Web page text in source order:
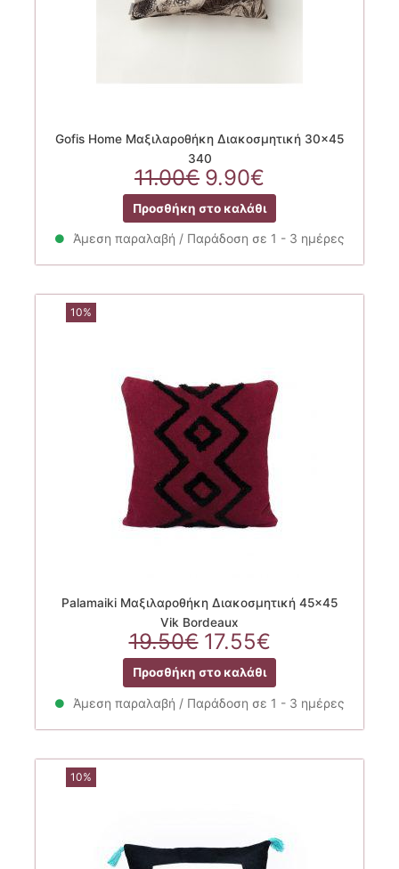
Gofis Home Μαξιλαροθήκη Διακοσμητική 30×45
340
11.00€ Original
price
was:
11.00€.
9.90€
τρέχουσα
τιμή
είναι:
Προσθήκη στο καλάθι
Άμεση παραλαβή / Παράδοση σε 1 - 3 ημέρες
10%
Palamaiki Μαξιλαροθήκη Διακοσμητική 45×45
Vik Bordeaux
19.50€ Original
price
was:
19.50€.
17.55€Η
τρέχουσα
τιμή
είναι:
17.55€.
Προσθήκη στο καλάθι
Άμεση παραλαβή / Παράδοση σε 1 - 3 ημέρες
10%